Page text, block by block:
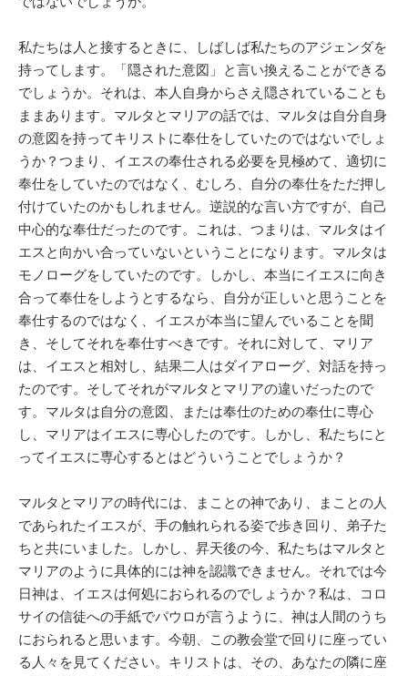
私たちは人と接するときに、しばしば私たちのアジェンダを
持ってします。「隠された意図」と言い換えることができる
でしょうか。それは、本人自身からさえ隠されていることも
ままあります。マルタとマリアの話では、マルタは自分自身
の意図を持ってキリストに奉仕をしていたのではないでしょ
うか？つまり、イエスの奉仕される必要を見極めて、適切に
奉仕をしていたのではなく、むしろ、自分の奉仕をただ押し
付けていたのかもしれません。逆説的な言い方ですが、自己
中心的な奉仕だったのです。これは、つまりは、マルタはイ
エスと向かい合っていないということになります。マルタは
モノローグをしていたのです。しかし、本当にイエスに向き
合って奉仕をしようとするなら、自分が正しいと思うことを
奉仕するのではなく、イエスが本当に望んでいることを聞
き、そしてそれを奉仕すべきです。それに対して、マリア
は、イエスと相対し、結果二人はダイアローグ、対話を持っ
たのです。そしてそれがマルタとマリアの違いだったので
す。マルタは自分の意図、または奉仕のための奉仕に専心
し、マリアはイエスに専心したのです。しかし、私たちにと
ってイエスに専心するとはどういうことでしょうか？
マルタとマリアの時代には、まことの神であり、まことの人
であられたイエスが、手の触れられる姿で歩き回り、弟子た
ちと共にいました。しかし、昇天後の今、私たちはマルタと
マリアのように具体的には神を認識できません。それでは今
日神は、イエスは何処におられるのでしょうか？私は、コロ
サイの信徒への手紙でパウロが言うように、神は人間のうち
におられると思います。今朝、この教会堂で回りに座ってい
る人々を見てください。キリストは、その、あなたの隣に座